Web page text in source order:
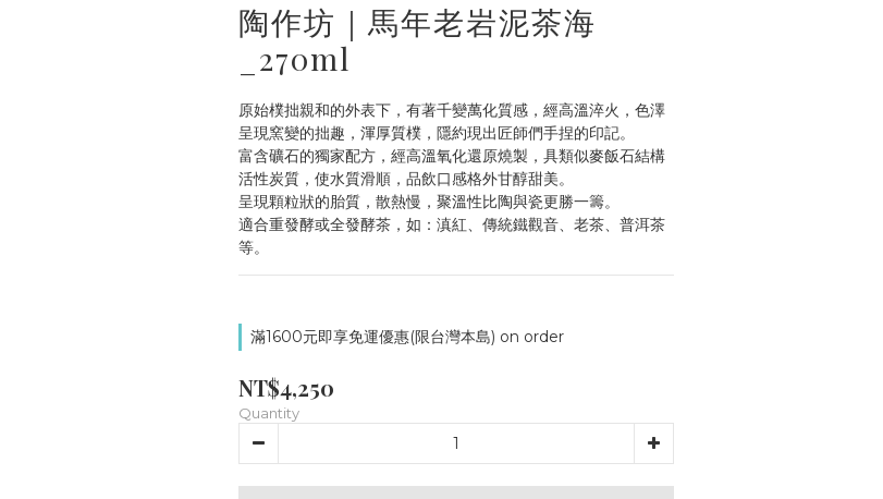
陶作坊｜馬年老岩泥茶海
_270ml
原始樸拙親和的外表下，有著千變萬化質感，經高溫淬火，色澤
呈現窯變的拙趣，渾厚質樸，隱約現出匠師們手捏的印記。
富含礦石的獨家配方，經高溫氧化還原燒製，具類似麥飯石結構
活性炭質，使水質滑順，品飲口感格外甘醇甜美。
呈現顆粒狀的胎質，散熱慢，聚溫性比陶與瓷更勝一籌。
適合重發酵或全發酵茶，如：滇紅、傳統鐵觀音、老茶、普洱茶
等。
滿1600元即享免運優惠(限台灣本島) on order
NT$4,250
Quantity